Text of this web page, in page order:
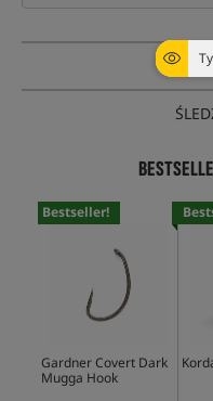
Bestseller!
Gardner Covert Dark
Mugga Hook